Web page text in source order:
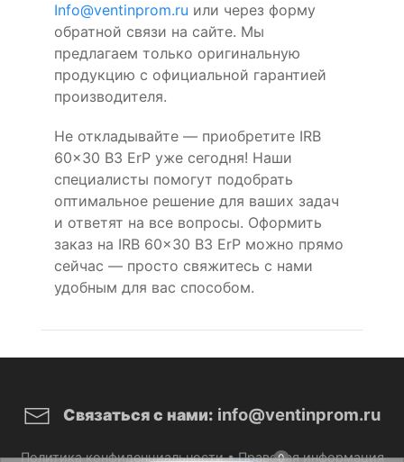
0
Info@ventinprom.ru или через форму
обратной связи на сайте. Мы
предлагаем только оригинальную
продукцию с официальной гарантией
производителя.
Не откладывайте — приобретите IRB
60x30 B3 ErP уже сегодня! Наши
специалисты помогут подобрать
оптимальное решение для ваших задач
и ответят на все вопросы. Оформить
заказ на IRB 60x30 B3 ErP можно прямо
сейчас — просто свяжитесь с нами
удобным для вас способом.
Связаться с нами: info@ventinprom.ru
Политика конфиденциальности•Правовая информация